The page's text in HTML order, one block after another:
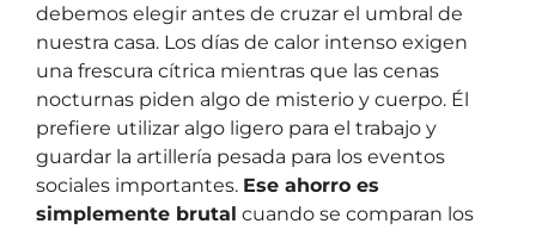
debemos elegir antes de cruzar el umbral de
nuestra casa. Los días de calor intenso exigen
una frescura cítrica mientras que las cenas
nocturnas piden algo de misterio y cuerpo. Él
prefiere utilizar algo ligero para el trabajo y
guardar la artillería pesada para los eventos
sociales importantes. Ese ahorro es
simplemente brutal cuando se comparan los